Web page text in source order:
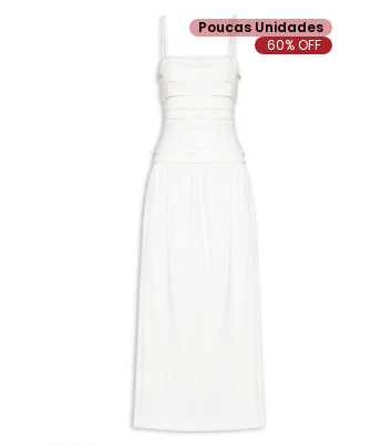
Poucas Unidades
60% OFF